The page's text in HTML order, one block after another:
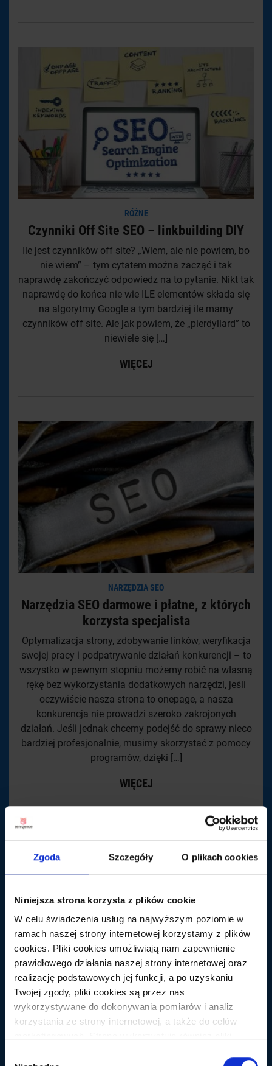
Zgoda Szczegóły O plikach cookies
Niniejsza strona korzysta z plików cookie
W celu świadczenia usług na najwyższym poziomie w
ramach naszej strony internetowej korzystamy z plików
cookies. Pliki cookies umożliwiają nam zapewnienie
prawidłowego działania naszej strony internetowej oraz
realizację podstawowych jej funkcji, a po uzyskaniu
Twojej zgody, pliki cookies są przez nas
wykorzystywane do dokonywania pomiarów i analiz
korzystania ze strony internetowej, a także do celów
RÓŻNE
Czynniki Off Site SEO – linkbuilding DIY
Ile jest czynników off site? „Wiem, ale nie powiem, bo
nie wiem” – tym cytatem można zacząć i tak
naprawdę zakończyć odpowiedz na to pytanie. Nikt tak
naprawdę do końca nie wie ILE elementów składa się
na algorytmy Google a tym bardziej ile mamy
czynników off site. Ale jak powiem, że „pierdyliard” to
niewiele się […]
WIĘCEJ
NARZĘDZIA SEO
Narzędzia SEO darmowe i płatne, z których
korzysta specjalista
Optymalizacja strony, zdobywanie linków, weryfikacja
swojej pracy i podpatrywanie działań konkurencji – to
wszystko w pewnym stopniu możemy robić na własną
rękę bez wykorzystania dodatkowych narzędzi, jeśli
oczywiście nasza strona to onepage, a nasza
konkurencja nie prowadzi szeroko zakrojonych
działań. Jeśli jednak chcemy podejść do sprawy nieco
bardziej profesjonalnie, musimy skorzystać z pomocy
programów, dzięki […]
WIĘCEJ
RÓŻNE
Druga linia narzędzi SEOwca, czyli aplikacje
nie związane bezpośrednio z SEO
O aplikacjach służących do pozycjonowania napisano